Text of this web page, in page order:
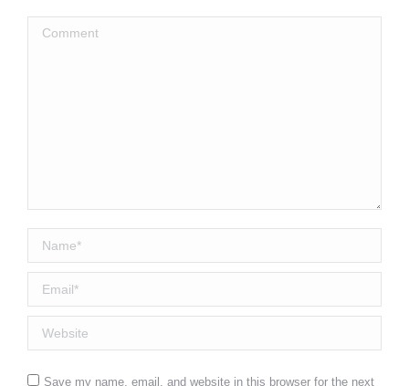
Comment
Name *
Email *
Website
Save my name, email, and website in this browser for the next